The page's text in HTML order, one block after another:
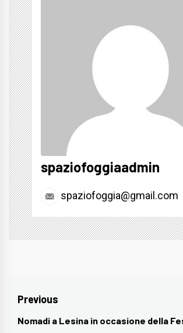
spaziofoggiaadmin
spaziofoggia@gmail.com
Navigazione
articoli
Previous
Previous
Nomadi a Lesina in occasione della